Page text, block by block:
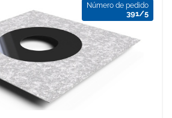
Número de pedido
391/5